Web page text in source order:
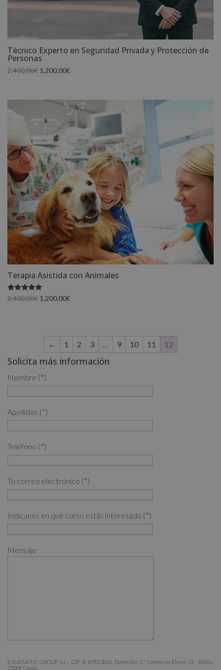
Técnico Experto en Seguridad Privada y Protección de
Personas
2,400.00€ El
2,400.00€.
1,200.00€El
es:
1,200.00€.
Terapia Asistida con Animales
Valorado
con
2,400.00€ El
2,400.00€.
1,200.00€El
1,200.00€.
← 1 2 3 … 9 10 11 12
Solicita más información
Nombre (*)
Apellidos (*)
Teléfono (*)
Tu correo electrónico (*)
Indícanos en qué curso estás interesado (*)
Mensaje
ESNECA FIC GROUP, S.L. , CIF: B-87813861, Domicilio: C/ Comtessa Elvira 13 - Altillo,
25008 Lleida.